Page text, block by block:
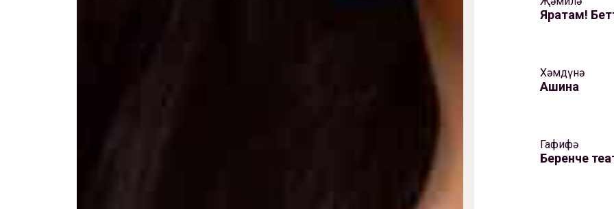
Яратам!
Хәмдүнә
Ашина
Гафифә
Беренче